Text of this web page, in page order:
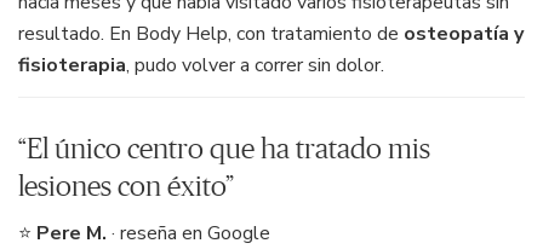
resultado. En Body Help, con tratamiento de osteopatía y
fisioterapia, pudo volver a correr sin dolor.
“El único centro que ha tratado mis
lesiones con éxito”
⭐ Pere M. · reseña en Google